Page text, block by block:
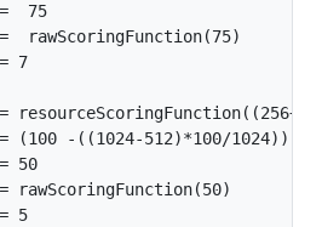
75
rawScoringFunction(75)
7
(100 -((1024-512)*100/1024))
50
rawScoringFunction(50)
5